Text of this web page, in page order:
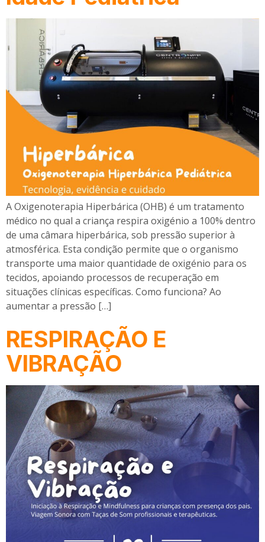
A Oxigenoterapia Hiperbárica (OHB) é um tratamento
médico no qual a criança respira oxigénio a 100% dentro
de uma câmara hiperbárica, sob pressão superior à
atmosférica. Esta condição permite que o organismo
transporte uma maior quantidade de oxigénio para os
tecidos, apoiando processos de recuperação em
situações clínicas específicas. Como funciona? Ao
aumentar a pressão […]
RESPIRAÇÃO E
VIBRAÇÃO